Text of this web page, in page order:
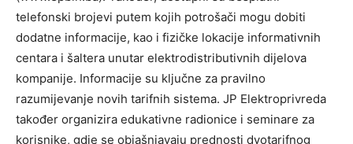
telefonski brojevi putem kojih potrošači mogu dobiti
dodatne informacije, kao i fizičke lokacije informativnih
centara i šaltera unutar elektrodistributivnih dijelova
kompanije. Informacije su ključne za pravilno
razumijevanje novih tarifnih sistema. JP Elektroprivreda
također organizira edukativne radionice i seminare za
korisnike, gdje se objašnjavaju prednosti dvotarifnog